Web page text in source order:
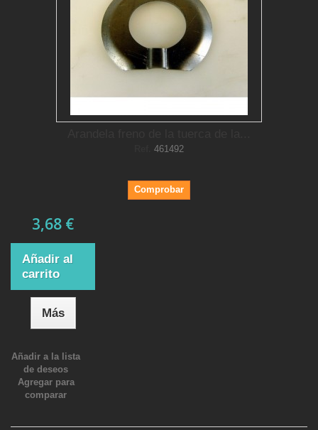
461492
Comprobar
3,68 €
Añadir al
carrito
Más
Añadir a la lista
de deseos
Agregar para
comparar